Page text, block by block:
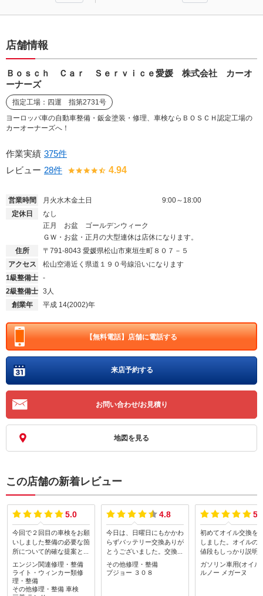
店舗情報
Ｂｏｓｃｈ Ｃａｒ Ｓｅｒｖｉｃｅ愛媛 株式会社 カーオ
ーナーズ
指定工場：四運 指第2731号
ヨーロッパ車の自動車整備・鈑金塗装・修理、車検ならＢＯＳＣＨ認定工場の
カーオーナーズへ！
作業実績 375件
レビュー 28件 4.94
営業時間 月火水木金土日
9:00～18:00
定休日
なし
正月 お盆 ゴールデンウィーク
ＧＷ・お盆・正月の大型連休は店休になります。
住所
〒791-8043 愛媛県松山市東垣生町８０７－５
アクセス
松山空港近く県道１９０号線沿いになります
1級整備士 -
2級整備士 3人
創業年
平成 14(2002)年
【無料電話】店舗に電話する
来店予約する
お問い合わせ/お見積り
地図を見る
この店舗の新着レビュー
5.0
今回で２回目の車検をお願
いしました整備の必要な箇
所について的確な提案と整
備・修理作業をしてくださ
りこちらのニーズに応じた
対応をしてくださいました
ありがとうございましたま
エンジン関連修理・整備
ライト・ウィンカー類修
理・整備
その他修理・整備 車検
4.8
今日は、日曜日にもかかわ
らずバッテリー交換ありが
とうございました。交換場
所が奥に入り込んだ所にあ
り、尚且つ、色々と部品を
その他修理・整備
プジョー ３０８
初めてオイル交換を
しました。オイルの
値段もしっかり説明
いて非常にわかりや
得してお願いできま
ガソリン車用(オイル
ルノー メガーヌ